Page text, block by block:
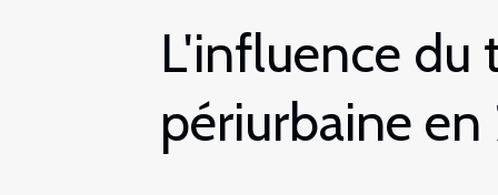
L'influence du
périurbaine